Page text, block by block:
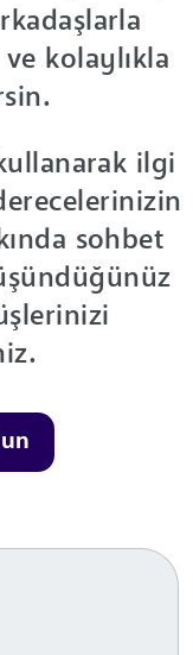
kolaylıkla
ilgi
sohbet